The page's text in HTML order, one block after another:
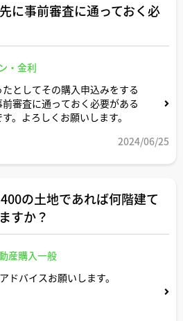
に事前審査に通っておく必
・金利
としてその購入申込みをする
審査に通っておく必要がある
。よろしくお願いします。
2024/06/25
の土地であれば何階建て
すか？
産購入一般
ドバイスお願いします。